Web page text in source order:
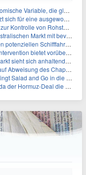
Wirtschaftslandschaften umgestaltet
wirtschaftliche Zukunft ein
steht vor konkurrierenden Visionen
mit bevorstehendem Sekundärlisting
Schifffahrtsvertrag im Hormuskanal
Erleichterung, keine langfristige Lösung
angesichts persistierender Inflationssorgen gegenüber
11 des ehemaligen Dolphin-CEOs
Eine warnende Geschichte für Investoren
die Zinserhöhungsängste lindert